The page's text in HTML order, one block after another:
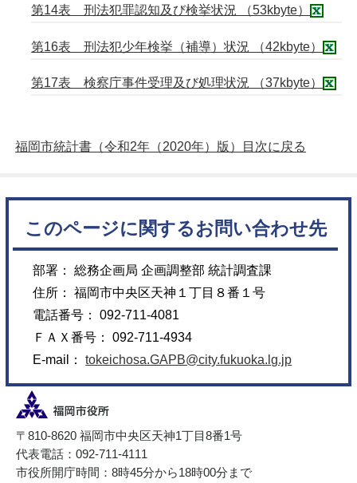
第14表 刑法犯罪認知及び検挙状況 （53kbyte）
第16表 刑法犯少年検挙（補導）状況 （42kbyte）
第17表 検察庁事件受理及び処理状況 （37kbyte）
福岡市統計書（令和2年（2020年）版）目次に戻る
このページに関するお問い合わせ先
部署： 総務企画局 企画調整部 統計調査課
住所： 福岡市中央区天神１丁目８番１号
電話番号： 092-711-4081
ＦＡＸ番号： 092-711-4934
E-mail：tokeichosa.GAPB@city.fukuoka.lg.jp
〒810-8620 福岡市中央区天神1丁目8番1号
代表電話：092-711-4111
市役所開庁時間：8時45分から18時00分まで